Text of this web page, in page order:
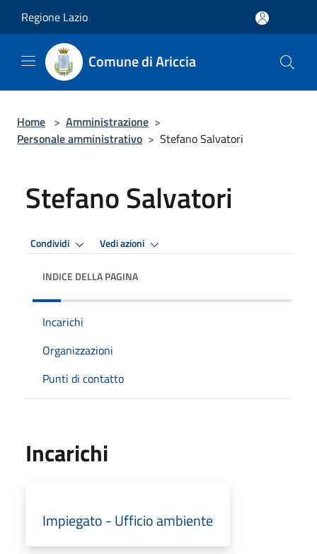
Regione Lazio
Comune di Ariccia
Home > Amministrazione >
Personale amministrativo > Stefano Salvatori
Stefano Salvatori
Condividi Vedi azioni
INDICE DELLA PAGINA
Incarichi
Organizzazioni
Punti di contatto
Incarichi
Impiegato - Ufficio ambiente